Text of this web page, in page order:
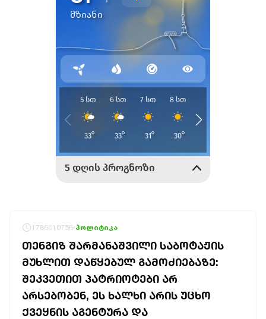
1786010756 პოლიტიკა
ᲗᲔᲜᲒᲘᲖ ᲨᲐᲠᲛᲐᲜᲐᲨᲕᲘᲚᲘ ᲡᲐᲑᲝᲢᲐᲟᲘᲡ
ᲛᲣᲮᲚᲘᲗ ᲓᲐᲬᲧᲔᲑᲣᲚ ᲒᲐᲛᲝᲫᲘᲔᲑᲐᲖᲔ:
ᲨᲔᲙᲕᲔᲗᲘᲗ ᲞᲐᲢᲠᲘᲝᲢᲔᲑᲘ ᲐᲠ
ᲐᲠᲡᲔᲑᲝᲑᲔᲜ, ᲔᲡ ᲮᲐᲚᲮᲘ ᲐᲠᲘᲡ ᲣᲪᲮᲝ
ᲥᲕᲔᲧᲜᲘᲡ ᲐᲒᲔᲜᲢᲣᲠᲐ ᲓᲐ